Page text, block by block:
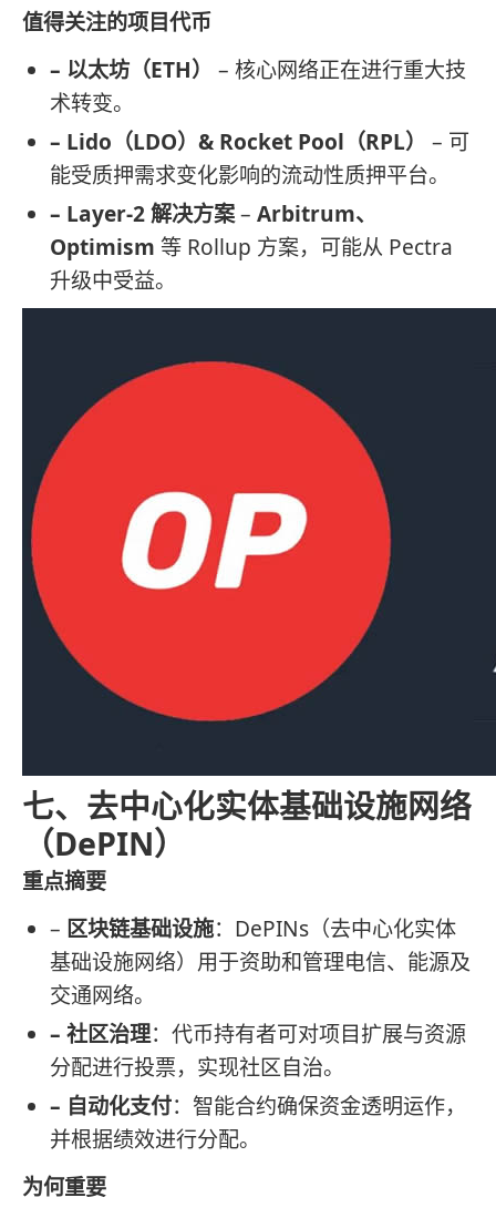
值得关注的项目代币
– 以太坊（ETH）
– 核心网络正在进行重大技
术转变。
– Lido（LDO）& Rocket Pool（RPL）
– 可
能受质押需求变化影响的流动性质押平台。
– Layer-2 解决方案– Arbitrum、
Optimism 等 Rollup 方案，可能从 Pectra
升级中受益。
七、去中心化实体基础设施网络
（DePIN）
重点摘要
– 区块链基础设施：DePINs（去中心化实体
基础设施网络）用于资助和管理电信、能源及
交通网络。
– 社区治理：代币持有者可对项目扩展与资源
分配进行投票，实现社区自治。
– 自动化支付：智能合约确保资金透明运作，
并根据绩效进行分配。
为何重要